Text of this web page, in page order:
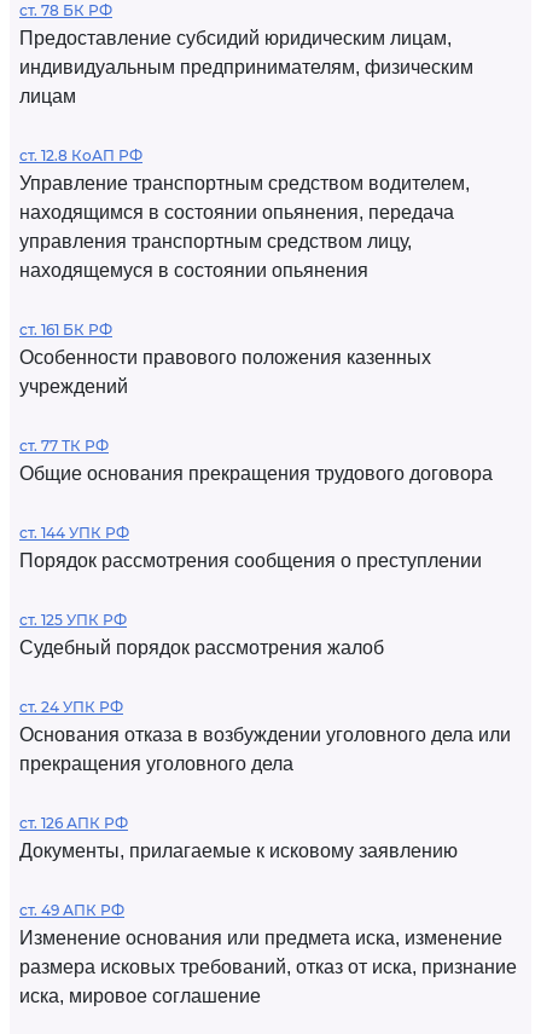
ст. 78 БК РФ
Предоставление субсидий юридическим лицам,
индивидуальным предпринимателям, физическим
лицам
ст. 12.8 КоАП РФ
Управление транспортным средством водителем,
находящимся в состоянии опьянения, передача
управления транспортным средством лицу,
находящемуся в состоянии опьянения
ст. 161 БК РФ
Особенности правового положения казенных
учреждений
ст. 77 ТК РФ
Общие основания прекращения трудового договора
ст. 144 УПК РФ
Порядок рассмотрения сообщения о преступлении
ст. 125 УПК РФ
Судебный порядок рассмотрения жалоб
ст. 24 УПК РФ
Основания отказа в возбуждении уголовного дела или
прекращения уголовного дела
ст. 126 АПК РФ
Документы, прилагаемые к исковому заявлению
ст. 49 АПК РФ
Изменение основания или предмета иска, изменение
размера исковых требований, отказ от иска, признание
иска, мировое соглашение